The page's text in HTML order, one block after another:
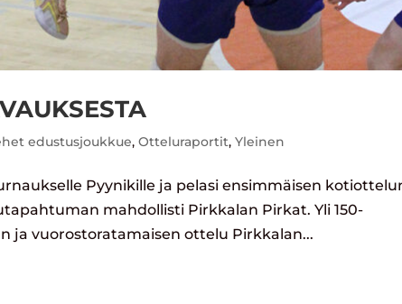
edustusjoukkue,Otteluraportit,Yleinen
Pyynikille ja pelasi ensimmäisen
mahdollisti Pirkkalan Pirkat. Yli 150-
ja vuorostoratamaisen ottelu Pirkkalan...